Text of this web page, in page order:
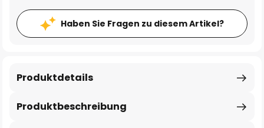
Haben Sie Fragen zu diesem Artikel?
Produktbeschreibung
Produktdetails